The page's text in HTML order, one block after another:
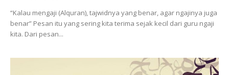
“Kalau mengaji (Alquran), tajwidnya yang benar, agar ngajinya juga
benar” Pesan itu yang sering kita terima sejak kecil dari guru ngaji
kita. Dari pesan...